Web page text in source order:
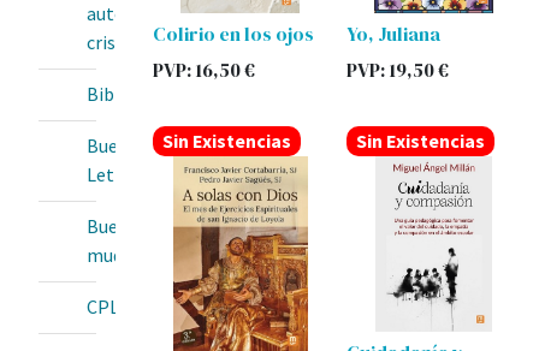
autores
cristianos
BibliotecaOnline
Buenas
Letras
Buey
mudo
CPL
Colirio en los ojos
PVP:16,50€
Yo, Juliana
PVP:19,50€
Sin Existencias Sin Existencias